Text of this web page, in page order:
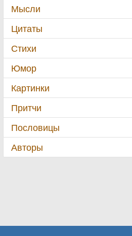
Мысли
Цитаты
Стихи
Юмор
Картинки
Притчи
Пословицы
Авторы